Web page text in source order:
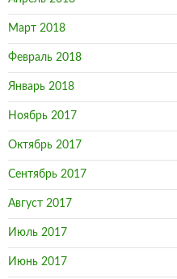
Март 2018
Февраль 2018
Январь 2018
Ноябрь 2017
Октябрь 2017
Сентябрь 2017
Август 2017
Июль 2017
Июнь 2017